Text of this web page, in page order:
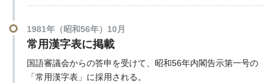
1981年（昭和56年）10月
常用漢字表に掲載
国語審議会からの答申を受けて、昭和56年内閣告示第一号の
「常用漢字表」に採用される。